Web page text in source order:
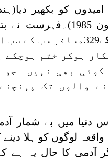
کو بکھیر
ٹائمس، 24جون 1985)۔فہرست نے
ہوائی جہاز کے329مسافر سب
ہوکر ختم ہوچکے
کوئی بھی نہیں جو
والوں تک پہنچنے
دنیا میں بے شمار
لوگوں کو ہلا دینے
آدمی کا حال یہ ہے